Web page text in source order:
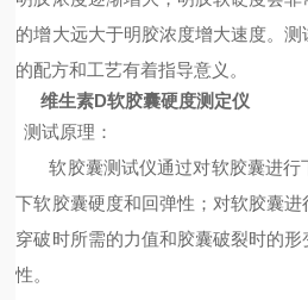
的增大远大于明胶浓度增大速度。
的配方和工艺有着指导意义。
维生素D软胶囊硬度测定仪
测试原理：
软胶囊测试仪通过对软胶囊进
下软胶囊硬度和回弹性；对软胶囊
穿破时所需的力值和胶囊破裂时的
性。